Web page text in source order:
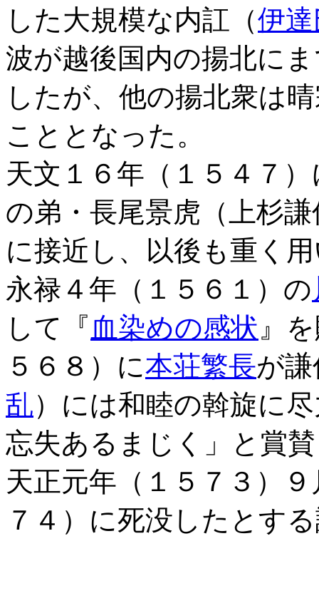
した大規模な内訌（伊
波が越後国内の揚北に
したが、他の揚北衆は
こととなった。
天文１６年（１５４７
の弟・長尾景虎（上杉
に接近し、以後も重く
永禄４年（１５６１）の
して『 血染めの感状 』
５６８）に本荘繁長が
乱）には和睦の斡旋に
忘失あるまじく」と賞
天正元年（１５７３）
７４）に死没したとす